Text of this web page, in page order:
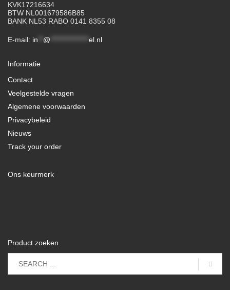
KVK17216634
BTW NL001679586B85
BANK NL53 RABO 0141 8355 08
E-mail: in @ el.nl
Informatie
Contact
Veelgestelde vragen
Algemene voorwaarden
Privacybeleid
Nieuws
Track your order
Ons keurmerk
Product zoeken